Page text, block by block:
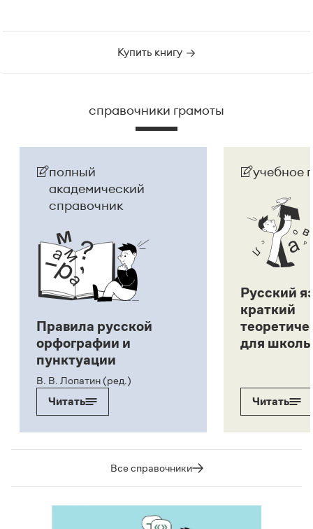
Купить книгу
справочники грамоты
полный
академический
справочник
Правила русской
орфографии и
пунктуации
В. В. Лопатин (ред.)
Читать
учебное
Русский
краткий
для
Читать
Все справочники